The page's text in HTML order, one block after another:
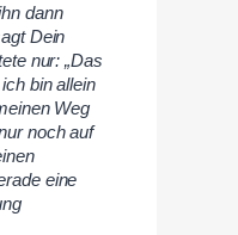
dann
Dein
nur: „Das
bin allein
Weg
noch auf
eine